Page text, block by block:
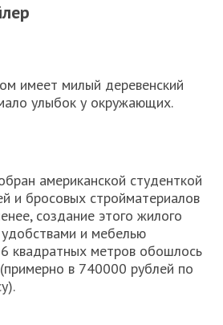
имеет милый деревенский
улыбок у окружающих.
американской студенткой
и бросовых стройматериалов
создание этого жилого
и мебелью
квадратных метров обошлось
в 740000 рублей по